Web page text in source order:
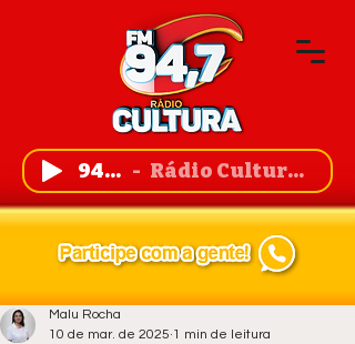
94,7 FM Rádio Cultura de Guanambi
Malu Rocha
10 de mar. de 2025 1 min de leitura